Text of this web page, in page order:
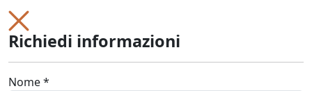
Richiedi informazioni
Nome *